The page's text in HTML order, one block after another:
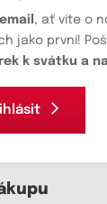
, ať víte o
jako první!
k svátku a